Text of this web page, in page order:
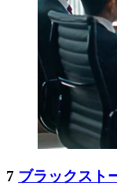
7 ブラックスト